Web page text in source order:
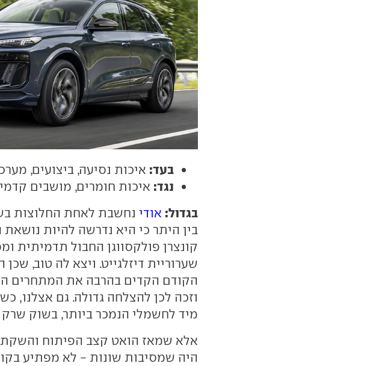
בעד: איכות נסיעה, ביצועים,
נגד: איכות חומרים, מושבים
בגדול: אודי נחשבת לאחת החלוצות
בין היתר כי היא נדרשה להיות
קונצרן פולקסווגן החבול תדמיתית
שערוריית דיזלגייט. ויצא לה טוב, שכן
הקודם הקדים בהרבה את המתחרים
מיד לחשמלי הנמכר ביותר, בשוק
אלא שמאז הואט קצב הפיתוח והשקת
היה שמסיבות שונות - לא מפתיע